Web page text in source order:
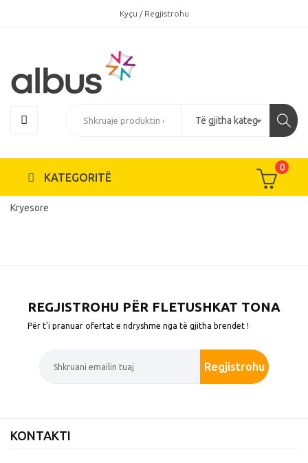
Kyçu / Regjistrohu
0
KATEGORITË
Kryesore
REGJISTROHU PËR FLETUSHKAT TONA
Për t'i pranuar ofertat e ndryshme nga të gjitha brendet !
Regjistrohu
KONTAKTI